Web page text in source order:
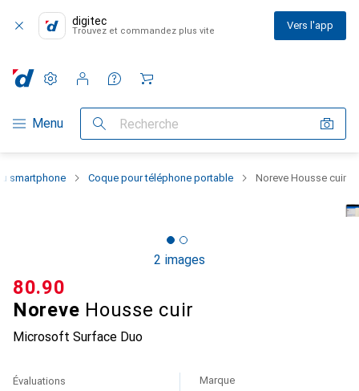
digitec
Trouvez et commandez plus vite Vers l'app
Navigation par catégorie
Menu Recherche
Paramètres
Compte client
Listes de comparaison
Listes d'envies
Panier
smartphone Coque pour téléphone portable Noreve Housse cuir
2 images
Noreve Housse cuir
Microsoft Surface Duo
CHF
80.90
Évaluations Marque